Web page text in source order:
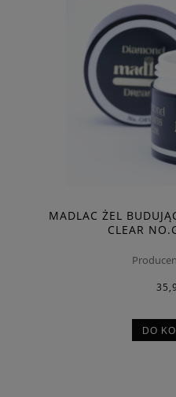
MADLAC ŻEL
CLEAR
DO